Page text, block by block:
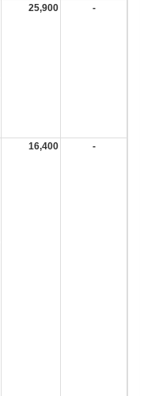
25,900 -
16,400 -